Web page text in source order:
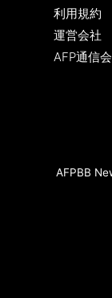
利用規約
運営会社
AFP通信
AFPBB